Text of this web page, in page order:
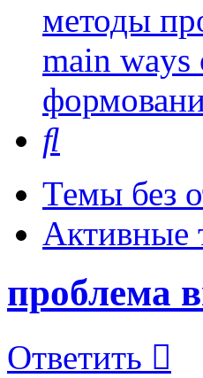
методы
main
Темы без
Активные
проблема
Ответить